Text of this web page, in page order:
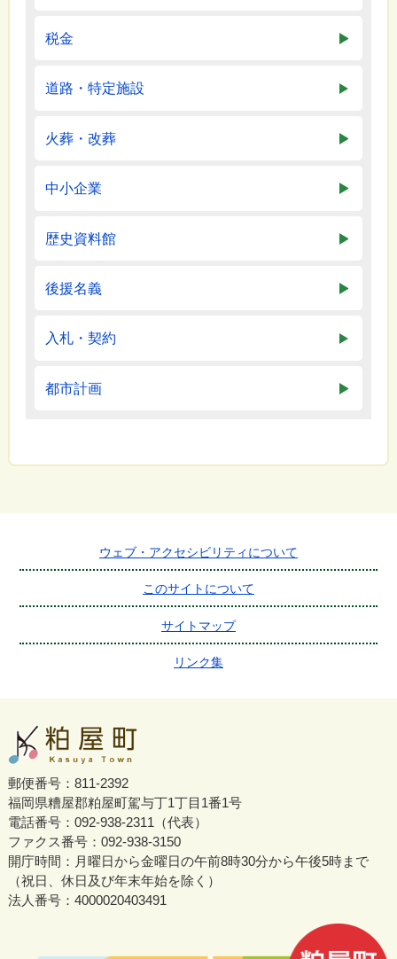
税金
道路・特定施設
火葬・改葬
中小企業
歴史資料館
後援名義
入札・契約
都市計画
ウェブ・アクセシビリティについて
このサイトについて
サイトマップ
リンク集
郵便番号：811-2392
福岡県糟屋郡粕屋町駕与丁1丁目1番1号
電話番号：092-938-2311（代表）
ファクス番号：092-938-3150
開庁時間：月曜日から金曜日の午前8時30分から午後5時まで
（祝日、休日及び年末年始を除く）
法人番号：4000020403491